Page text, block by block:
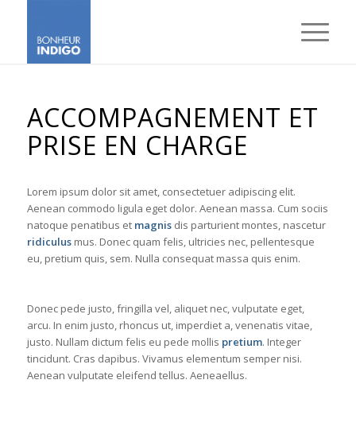
ACCOMPAGNEMENT ET
PRISE EN CHARGE
Lorem ipsum dolor sit amet, consectetuer adipiscing elit.
Aenean commodo ligula eget dolor. Aenean massa. Cum sociis
natoque penatibus et magnisdis parturient montes, nascetur
ridiculusmus. Donec quam felis, ultricies nec, pellentesque
eu, pretium quis, sem. Nulla consequat massa quis enim.
Donec pede justo, fringilla vel, aliquet nec, vulputate eget,
arcu. In enim justo, rhoncus ut, imperdiet a, venenatis vitae,
justo. Nullam dictum felis eu pede mollis pretium. Integer
tincidunt. Cras dapibus. Vivamus elementum semper nisi.
Aenean vulputate eleifend tellus. Aeneaellus.